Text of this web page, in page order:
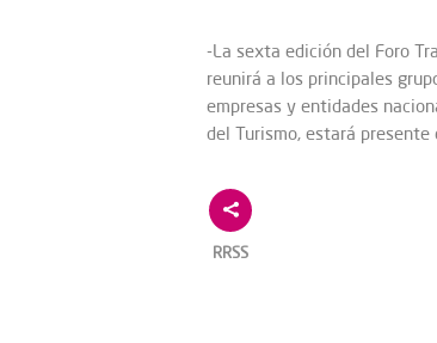
-La sexta edición del Foro
reunirá a los principales
empresas y entidades
del Turismo, estará presente
RRSS